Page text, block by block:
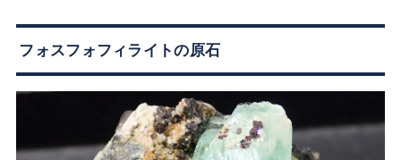
フォスフォフィライトの原石